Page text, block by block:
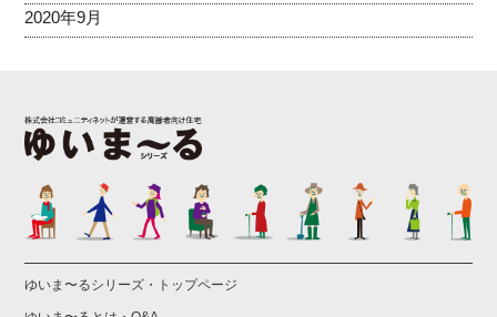
2020年9月
ゆいま〜るシリーズ・トップページ